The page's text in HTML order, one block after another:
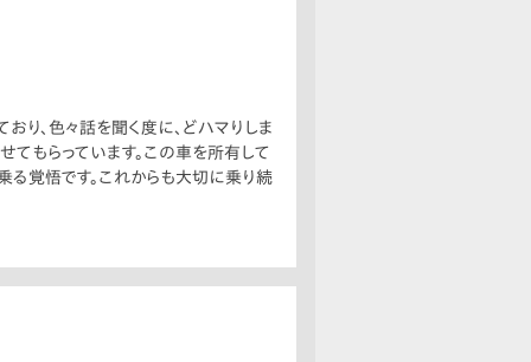
、色々話を聞く度に、どハマりしま
てもらっています。この車を所有して
る覚悟です。これからも大切に乗り続